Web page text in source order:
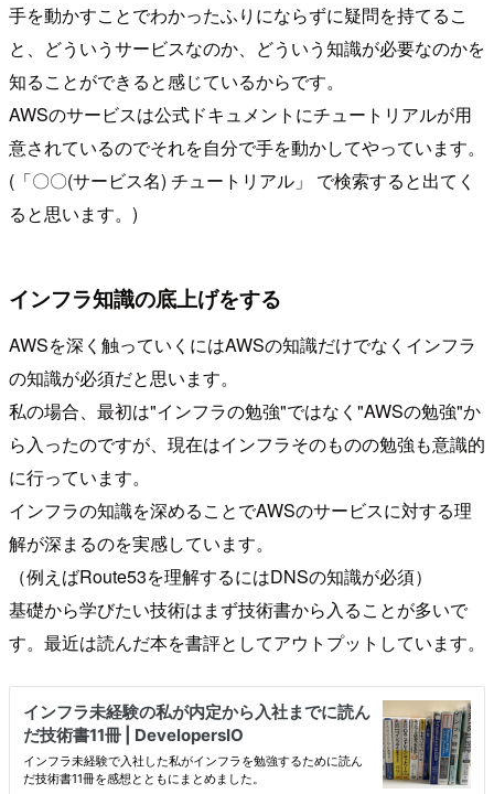
手を動かすことでわかったふりにならずに疑問を持てるこ
と、どういうサービスなのか、どういう知識が必要なのかを
知ることができると感じているからです。
AWSのサービスは公式ドキュメントにチュートリアルが用
意されているのでそれを自分で手を動かしてやっています。
(「〇〇(サービス名) チュートリアル」 で検索すると出てく
ると思います。)
インフラ知識の底上げをする
AWSを深く触っていくにはAWSの知識だけでなくインフラ
の知識が必須だと思います。
私の場合、最初は"インフラの勉強"ではなく"AWSの勉強"か
ら入ったのですが、現在はインフラそのものの勉強も意識的
に行っています。
インフラの知識を深めることでAWSのサービスに対する理
解が深まるのを実感しています。
（例えばRoute53を理解するにはDNSの知識が必須）
基礎から学びたい技術はまず技術書から入ることが多いで
す。最近は読んだ本を書評としてアウトプットしています。